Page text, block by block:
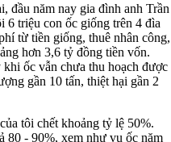
đầu năm nay gia đình anh Trần
6 triệu con ốc giống trên 4 đìa
từ tiền giống, thuê nhân công,
hơn 3,6 tỷ đồng tiền vốn.
ốc vẫn chưa thu hoạch được
gần 10 tấn, thiệt hại gần 2
tôi chết khoảng tỷ lệ 50%.
80 - 90%, xem như vụ ốc năm